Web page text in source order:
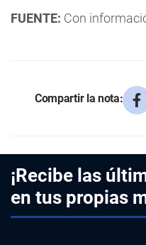
FUENTE: Con
Compartir la nota:
¡Recibe las
en tus propias